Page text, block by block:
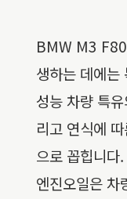
BMW M3
생하는 데에는
성능 차량 특
리고 연식에
으로 꼽힙니다
엔진오일은 차